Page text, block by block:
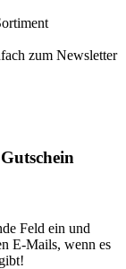
zum Newsletter
Feld ein und
E-Mails, wenn es